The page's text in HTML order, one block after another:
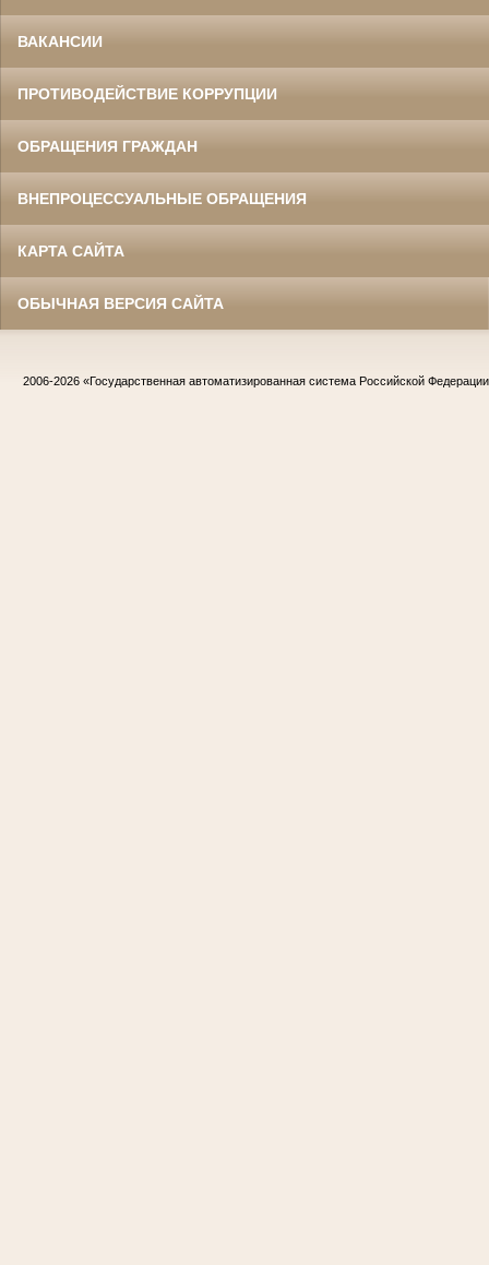
ВАКАНСИИ
ПРОТИВОДЕЙСТВИЕ КОРРУПЦИИ
ОБРАЩЕНИЯ ГРАЖДАН
ВНЕПРОЦЕССУАЛЬНЫЕ ОБРАЩЕНИЯ
КАРТА САЙТА
ОБЫЧНАЯ ВЕРСИЯ САЙТА
2006-2026 «Государственная автоматизированная система Российской